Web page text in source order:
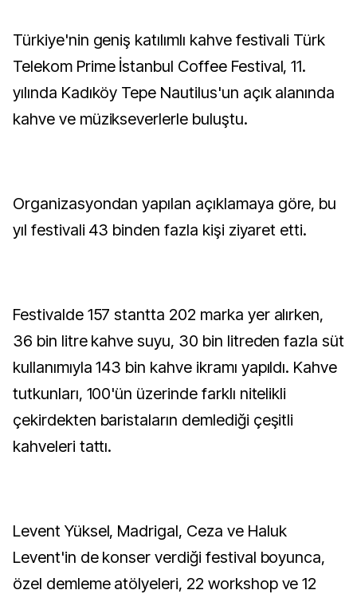
Türkiye'nin geniş katılımlı kahve festivali Türk
Telekom Prime İstanbul Coffee Festival, 11.
yılında Kadıköy Tepe Nautilus'un açık alanında
kahve ve müzikseverlerle buluştu.
Organizasyondan yapılan açıklamaya göre, bu
yıl festivali 43 binden fazla kişi ziyaret etti.
Festivalde 157 stantta 202 marka yer alırken,
36 bin litre kahve suyu, 30 bin litreden fazla süt
kullanımıyla 143 bin kahve ikramı yapıldı. Kahve
tutkunları, 100'ün üzerinde farklı nitelikli
çekirdekten baristaların demlediği çeşitli
kahveleri tattı.
Levent Yüksel, Madrigal, Ceza ve Haluk
Levent'in de konser verdiği festival boyunca,
özel demleme atölyeleri, 22 workshop ve 12